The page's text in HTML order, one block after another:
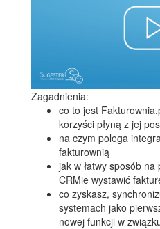
Zagadnienia:
co to jest
korzyści płyną z jej
na czym polega
fakturownią
jak w łatwy sposób
CRMie wystawić
co zyskasz,
systemach jako
nowej funkcji w